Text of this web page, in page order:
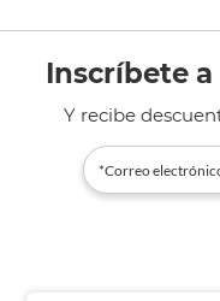
Inscríbete
Y recibe